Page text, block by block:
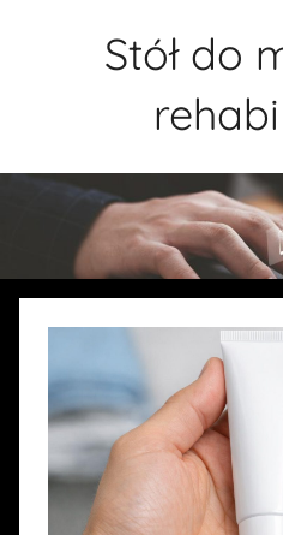
Stół do